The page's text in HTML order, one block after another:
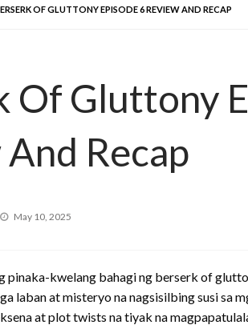
OF GLUTTONY EPISODE 6 REVIEW AND RECAP
Of Gluttony
Recap
Posted
May 10, 2025
pinaka-kwelang bahagi ng berserk of
laban at misteryo na nagsisilbing susi sa
at plot twists na tiyak na